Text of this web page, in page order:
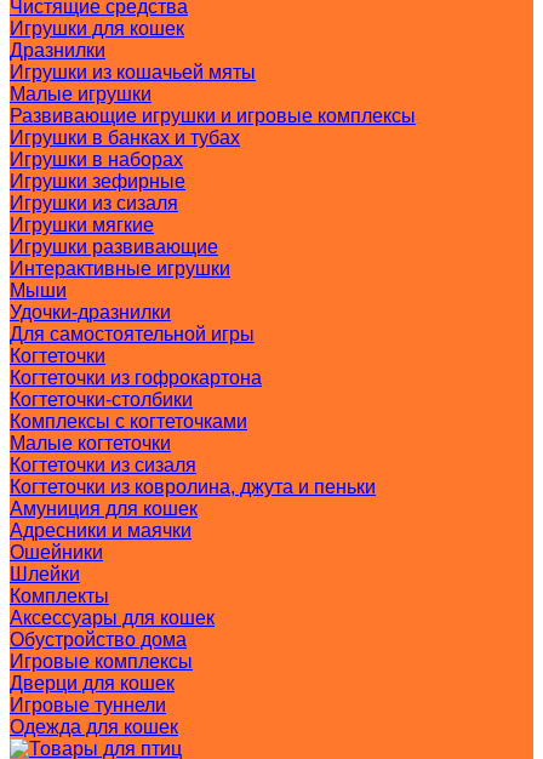
Чистящие средства
Игрушки для кошек
Дразнилки
Игрушки из кошачьей мяты
Малые игрушки
Развивающие игрушки и игровые комплексы
Игрушки в банках и тубах
Игрушки в наборах
Игрушки зефирные
Игрушки из сизаля
Игрушки мягкие
Игрушки развивающие
Интерактивные игрушки
Мыши
Удочки-дразнилки
Для самостоятельной игры
Когтеточки
Когтеточки из гофрокартона
Когтеточки-столбики
Комплексы с когтеточками
Малые когтеточки
Когтеточки из сизаля
Когтеточки из ковролина, джута и пеньки
Амуниция для кошек
Адресники и маячки
Ошейники
Шлейки
Комплекты
Аксессуары для кошек
Обустройство дома
Игровые комплексы
Дверци для кошек
Игровые туннели
Одежда для кошек